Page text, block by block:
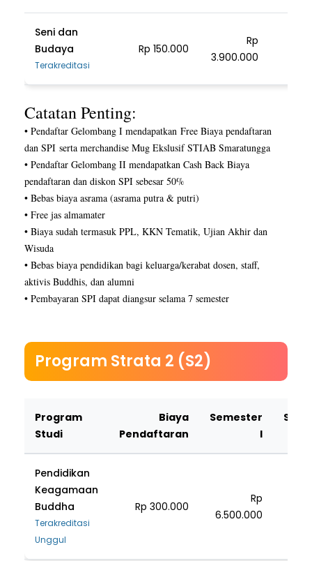
Seni dan
Budaya
Terakreditasi
Rp 150.000
Rp
3.900.000
Catatan Penting:
• Pendaftar Gelombang I mendapatkan Free Biaya pendaftaran
dan SPI serta merchandise Mug Ekslusif STIAB Smaratungga
• Pendaftar Gelombang II mendapatkan Cash Back Biaya
pendaftaran dan diskon SPI sebesar 50%
• Bebas biaya asrama (asrama putra & putri)
• Free jas almamater
• Biaya sudah termasuk PPL, KKN Tematik, Ujian Akhir dan
Wisuda
• Bebas biaya pendidikan bagi keluarga/kerabat dosen, staff,
aktivis Buddhis, dan alumni
• Pembayaran SPI dapat diangsur selama 7 semester
Program Strata 2 (S2)
Program
Studi
Biaya
Pendaftaran
Semester
I
Pendidikan
Keagamaan
Buddha
Terakreditasi
Unggul
Rp 300.000
Rp
6.500.000